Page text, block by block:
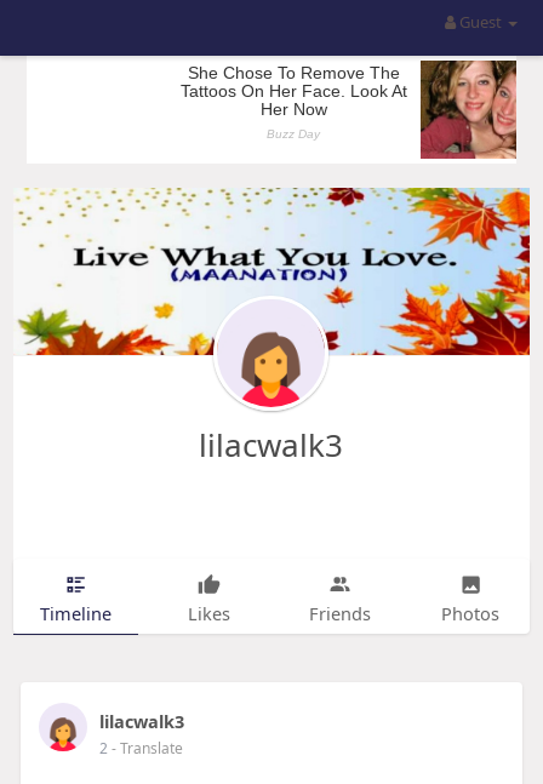
Guest
lilacwalk3
Timeline Likes Friends Photos
lilacwalk3
2- Translate